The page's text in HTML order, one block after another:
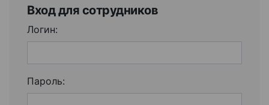
Вход для сотрудников
Логин:
Пароль: